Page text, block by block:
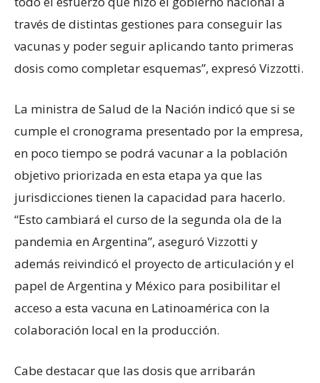
través de distintas gestiones para conseguir las
vacunas y poder seguir aplicando tanto primeras
dosis como completar esquemas”, expresó Vizzotti.
La ministra de Salud de la Nación indicó que si se
cumple el cronograma presentado por la empresa,
en poco tiempo se podrá vacunar a la población
objetivo priorizada en esta etapa ya que las
jurisdicciones tienen la capacidad para hacerlo.
“Esto cambiará el curso de la segunda ola de la
pandemia en Argentina”, aseguró Vizzotti y
además reivindicó el proyecto de articulación y el
papel de Argentina y México para posibilitar el
acceso a esta vacuna en Latinoamérica con la
colaboración local en la producción.
Cabe destacar que las dosis que arribarán